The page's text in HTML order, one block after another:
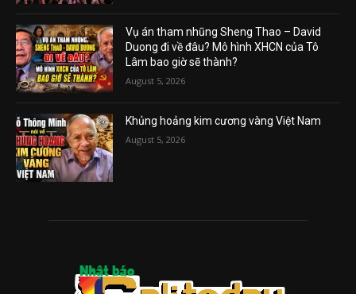
Vụ án tham nhũng Sheng Thao – David
Duong đi về đâu? Mô hình XHCN của Tô
Lâm bao giờ sẽ thành?
August 5, 2026
Khủng hoảng kim cương vàng Việt Nam
August 5, 2026